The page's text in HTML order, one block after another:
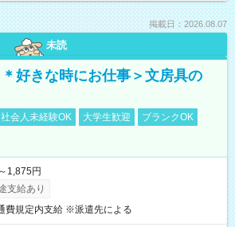
掲載日：2026.08.07
未読
好きな時にお仕事＞文房具の
社会人未経験OK 大学生歓迎
ブランクOK
1,875円
支給あり
費規定内支給 ※派遣先による